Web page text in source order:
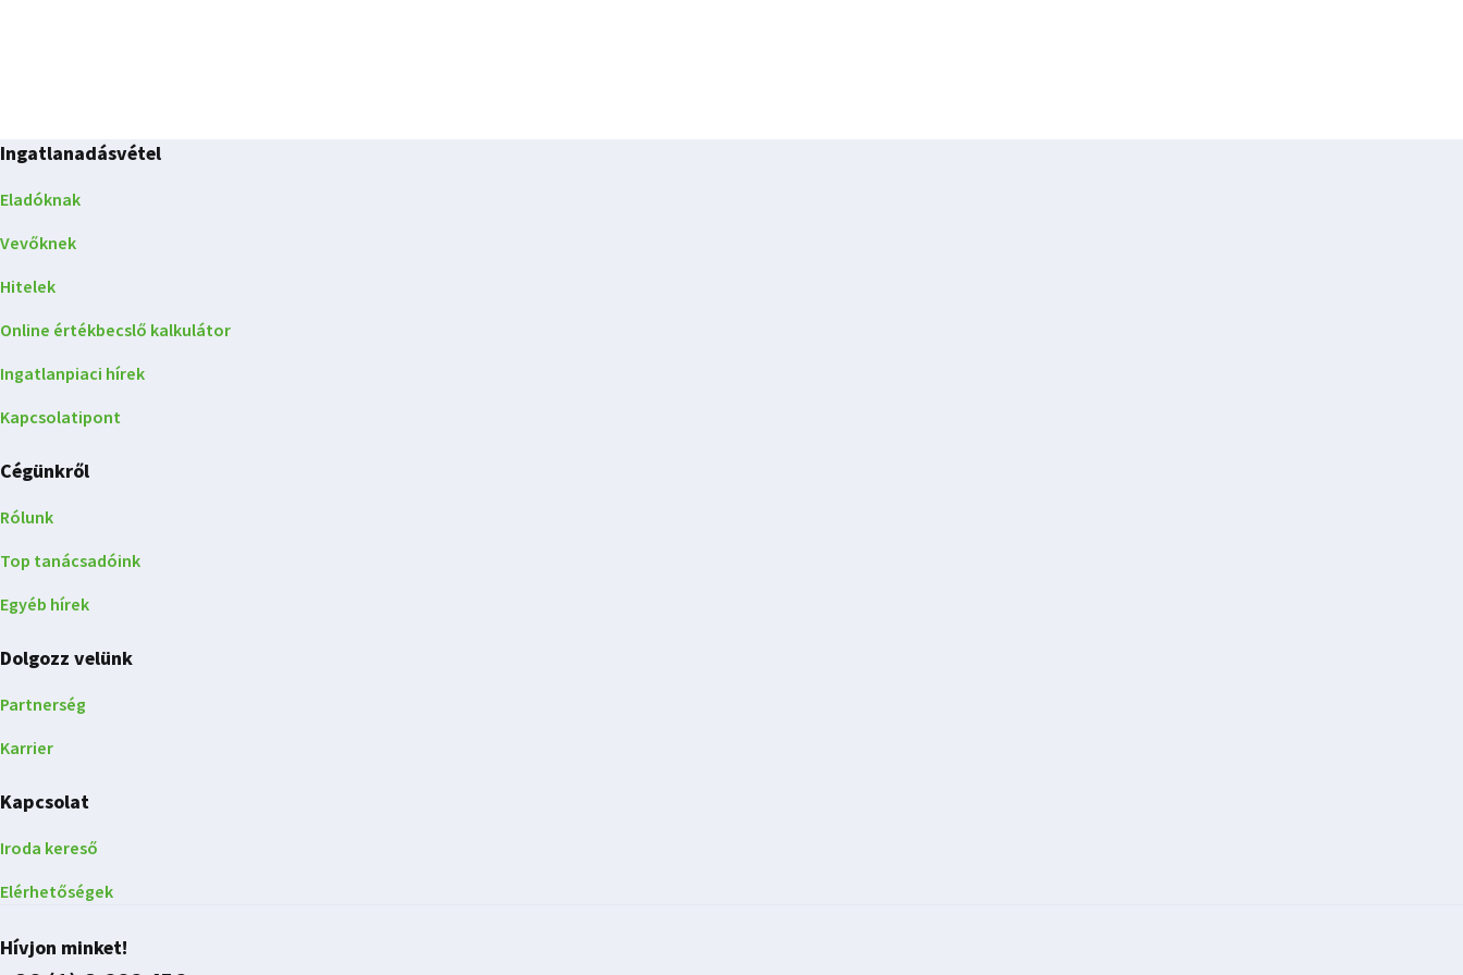
Ingatlanadásvétel
Eladóknak
Vevőknek
Hitelek
Online értékbecslő kalkulátor
Ingatlanpiaci hírek
Kapcsolatipont
Cégünkről
Rólunk
Top tanácsadóink
Egyéb hírek
Dolgozz velünk
Partnerség
Karrier
Kapcsolat
Iroda kereső
Elérhetőségek
Hívjon minket!